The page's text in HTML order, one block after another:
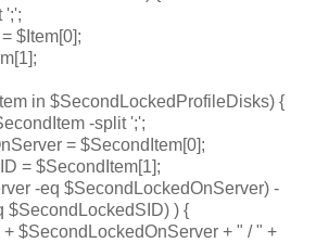
';';
$Item[0];
in $SecondLockedProfileDisks) {
-split ';';
= $SecondItem[0];
= $SecondItem[1];
-eq $SecondLockedOnServer) -
$SecondLockedSID) ) {
$SecondLockedOnServer + " / " +